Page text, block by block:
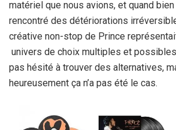
matériel que nous avions, et quand
rencontré des détériorations
créative non-stop de Prince
univers de choix multiples et possibles
pas hésité à trouver des alternatives,
heureusement ça n’a pas été le cas.